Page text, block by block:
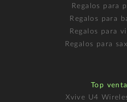
Regalos para
Regalos para
Regalos para
Regalos para
Top
Xvive U4